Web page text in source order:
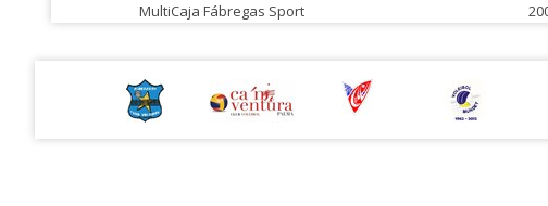
MultiCaja Fábregas Sport